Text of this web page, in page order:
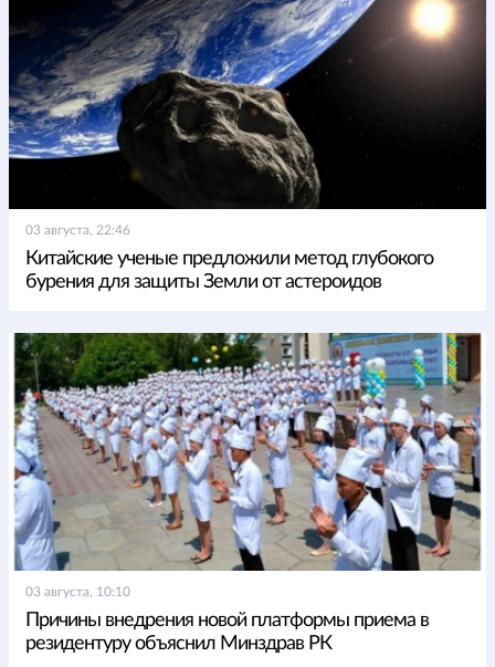
03 августа, 22:46
Китайские ученые предложили метод глубокого
бурения для защиты Земли от астероидов
03 августа, 10:10
Причины внедрения новой платформы приема в
резидентуру объяснил Минздрав РК